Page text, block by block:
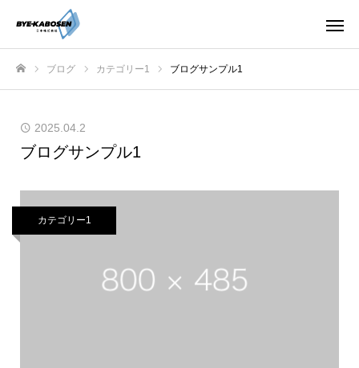
ブログ カテゴリー1 ブログサンプル1
2025.04.2
ブログサンプル1
カテゴリー1